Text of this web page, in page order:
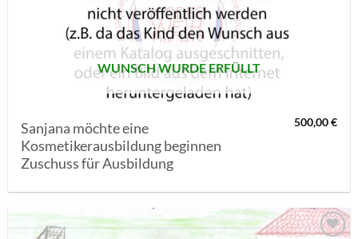
WUNSCH WURDE ERFÜLLT
Sanjana möchte eine
Kosmetikerausbildung beginnen
Zuschuss für Ausbildung
500,00€